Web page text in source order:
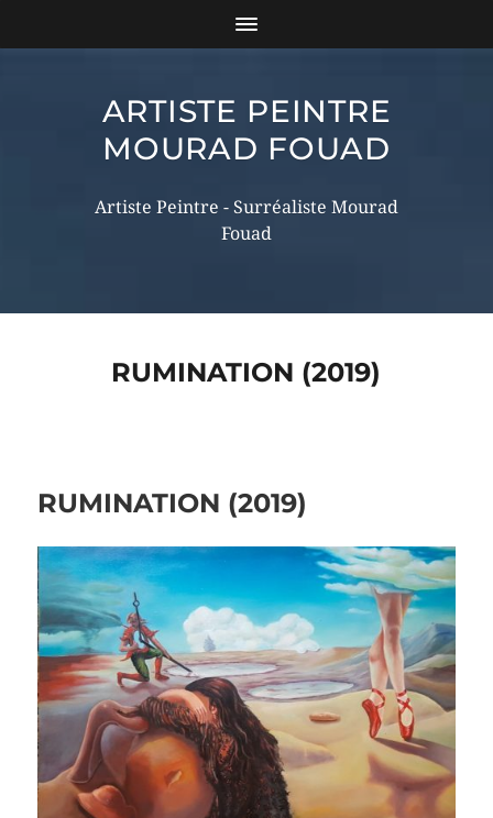
ARTISTE PEINTRE
MOURAD FOUAD
Artiste Peintre - Surréaliste Mourad
Fouad
RUMINATION (2019)
RUMINATION (2019)